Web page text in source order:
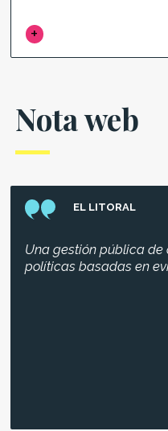
Nota web
EL LITORAL
Una gestión pública
políticas basadas en